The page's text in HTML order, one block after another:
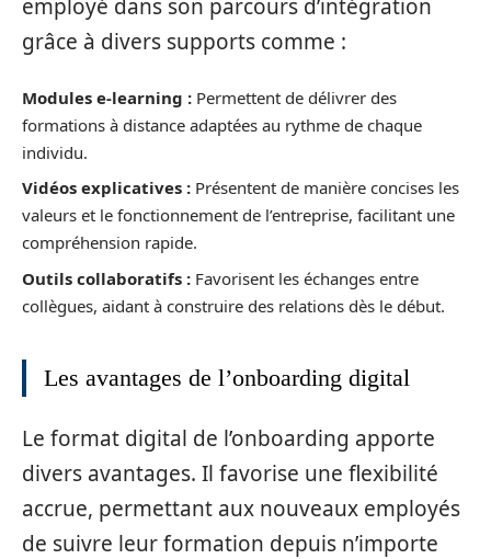
employé dans son parcours d’intégration
grâce à divers supports comme :
Modules e-learning : Permettent de délivrer des
formations à distance adaptées au rythme de chaque
individu.
Vidéos explicatives : Présentent de manière concises les
valeurs et le fonctionnement de l’entreprise, facilitant une
compréhension rapide.
Outils collaboratifs : Favorisent les échanges entre
collègues, aidant à construire des relations dès le début.
Les avantages de l’onboarding digital
Le format digital de l’onboarding apporte
divers avantages. Il favorise une flexibilité
accrue, permettant aux nouveaux employés
de suivre leur formation depuis n’importe